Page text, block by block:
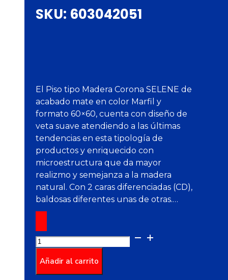
SKU: 603042051
El Piso tipo Madera Corona SELENE de
acabado mate en color Marfil y
formato 60×60, cuenta con diseño de
veta suave atendiendo a las últimas
tendencias en esta tipología de
productos y enriquecido con
microestructura que da mayor
realizmo y semejanza a la madera
natural. Con 2 caras diferenciadas (CD),
baldosas diferentes unas de otras.…
Piso
Selene
Marfil
Caras
Añadir al carrito